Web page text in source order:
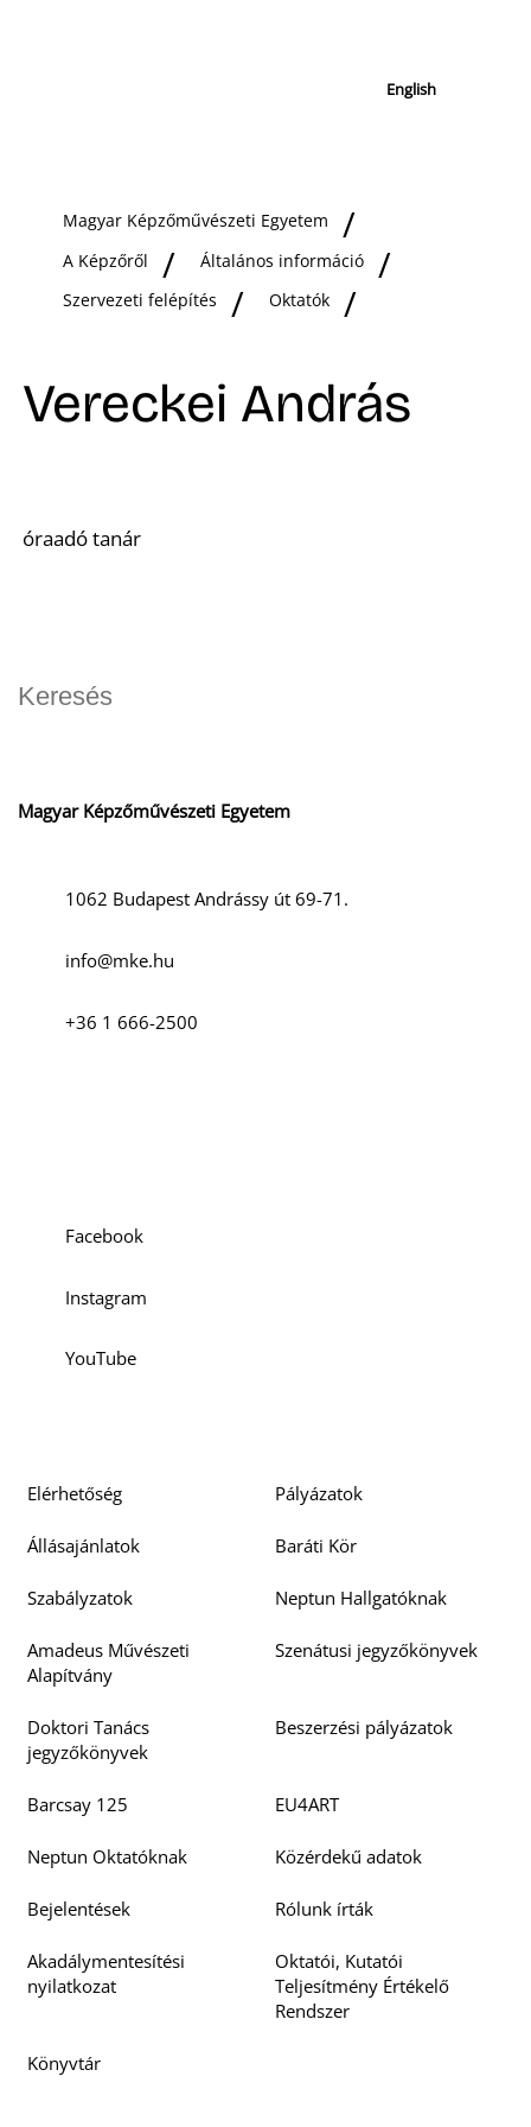
English
Magyar Képzőművészeti Egyetem
A Képzőről
Általános információ
Szervezeti felépítés
Oktatók
Vereckei András
óraadó tanár
Magyar Képzőművészeti Egyetem
1062 Budapest Andrássy út 69-71.
info@mke.hu
+36 1 666-2500
Facebook
Instagram
YouTube
Elérhetőség Pályázatok
Állásajánlatok Baráti Kör
Szabályzatok Neptun Hallgatóknak
Amadeus Művészeti
Alapítvány
Szenátusi jegyzőkönyvek
Doktori Tanács
jegyzőkönyvek
Beszerzési pályázatok
Barcsay 125 EU4ART
Neptun Oktatóknak Közérdekű adatok
Bejelentések Rólunk írták
Akadálymentesítési
nyilatkozat
Oktatói, Kutatói
Teljesítmény Értékelő
Rendszer
Könyvtár